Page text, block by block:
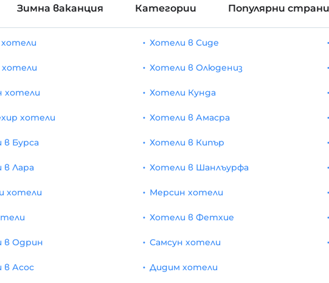
Зимна ваканция Категории Популярни
хотели
хотели
хотели
Бурса
Хотели в Сиде
Хотели в Олюдениз
Хотели Кунда
Хотели в Амасра
Хотели в Кипър
в Лара
хотели
в Одрин
в Асос
Хотели в Шанлъурфа
Мерсин хотели
Хотели в Фетхие
Самсун хотели
Дидим хотели